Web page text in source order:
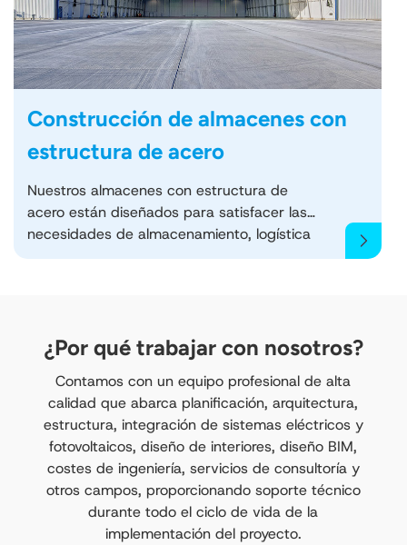
procesamiento, ensamblaje y operaciones
industriales pesadas. Ofrecemos asistencia
para la entrega e instalación a nivel
mundial.
Construcción de almacenes con
estructura de acero
Nuestros almacenes con estructura de
acero están diseñados para satisfacer las
necesidades de almacenamiento, logística
construcción rápida y un espacio rentable
para aplicaciones industriales, comerciales
y de almacenamiento en frío. Disponemos
de tamaños personalizados, sistemas de
aislamiento, ventilación y soluciones de
muelles de carga para adaptarnos a las
diferentes necesidades de almacenamiento
y mejorar la eficiencia operativa.
¿Por qué trabajar con nosotros?
Contamos con un equipo profesional de alta
calidad que abarca planificación, arquitectura,
estructura, integración de sistemas eléctricos y
fotovoltaicos, diseño de interiores, diseño BIM,
costes de ingeniería, servicios de consultoría y
otros campos, proporcionando soporte técnico
durante todo el ciclo de vida de la
implementación del proyecto.